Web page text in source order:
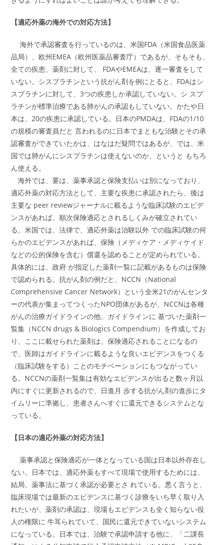
【適応外薬の海外での対応方法】
海外で承認審査を行っているのは、米国FDA（米国食品医薬
品局）、欧州EMEA（欧州医薬品審査庁）であるが、そもそも、
全ての疾患、薬剤に対して、 FDAやEMEAは、逐一審査をして
いない。シスプラチンという抗がん剤を例にとると、FDAはシ
スプラチンに対して、3つの疾患しか承認していない。シ スプ
ラチンが標準治療である肺がんの承認もしていない。かたや日
本は、20の疾患に承認している。日本のPMDAは、FDAの1/10
の規模の審査員だと 言われるのに日本でまともな治験とその承
認審査ができていたかは、はなはだ疑問ではあるが、では、米
国では肺がんにシスプラチンは使えないのか、というと もちろ
ん使える。
海外では、要は、薬事承認と保険支払いは別になっており、
適応外薬の対応方法として、主要な疾患に承認されたら、後は
主要な peer reviewジャーナルに載るような臨床試験のエビデ
ンスがあれば、順次保険適応とされるしくみが確立されてい
る。米国では、法律で、適応外薬は治験以外 での臨床試験の何
らかのエビデンスがあれば、保険（メディケア・メディケイド
などの公的保険を含む）償還を認めることが定められている。
具体的には、政府 が指定した薬剤一覧に記載があるものは保険
で認められる。抗がん剤の例だと、NCCN（National
Comprehensive Cancer Network）という全米21のがんセンタ
ーの代表が集まってつくったNPO団体があるが、NCCNは各種
がんの治療ガイドラインの他、ガイドラインに 基づいた薬剤一
覧集（NCCN drugs & Biologics Compendium）を作成してお
り、ここに載せられた薬剤は、保険適応されることになるの
で、医師はガイドラインに載るような良いエビデンスをつくる
（臨床試験をする）ことのモチベーションにもつながってい
る。NCCNの薬剤一覧集は有効なエビデンスが出ると数ヶ月以
内にすぐに更新されるので、日進月 歩する抗がん剤の進歩にタ
イムリーに準拠し、患者さんへすぐに還元できるシステムとな
っている。
【日本の適応外薬の対応方法】
薬事承認と保険適応が一体となっている国は日本以外存在し
ない。日本では、適応外薬もすべて現場で使用するためには、
結局、薬事法に基づく承認が必要とさ れている。悪く言うと、
臨床現場では最新のエビデンスに基づく診療をいち早く取り入
れたいが、薬剤の承認は、現場もエビデンスも全く知らない役
人の権限に 牛耳られていて、国民に還元できていないシステム
になっている。日本では、治験で承認申請する他に、「二課長